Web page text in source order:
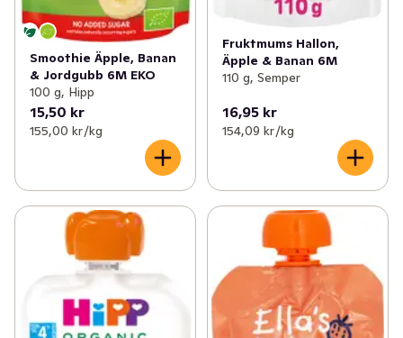
Smoothie Äpple, Banan
& Jordgubb 6M EKO
100 g, Hipp
15,50 kr
155,00 kr /kg
Fruktmums Hallon,
Äpple & Banan 6M
110 g, Semper
16,95 kr
154,09 kr /kg